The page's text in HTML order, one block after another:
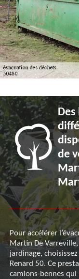
de
Pour accélérer
Martin De
jardinage,
Renard 50. Ce
camions-bennes